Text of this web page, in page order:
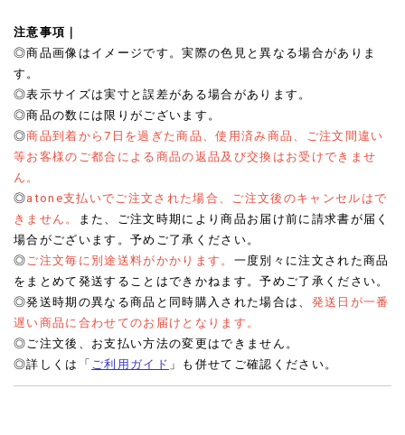
注意事項｜
◎商品画像はイメージです。実際の色見と異なる場合がありま
す。
◎表示サイズは実寸と誤差がある場合があります。
◎商品の数には限りがございます。
◎商品到着から7日を過ぎた商品、使用済み商品、ご注文間違い
等お客様のご都合による商品の返品及び交換はお受けできませ
ん。
◎atone支払いでご注文された場合、ご注文後のキャンセルはで
きません。
また、ご注文時期により商品お届け前に請求書が届く
場合がございます。予めご了承ください。
◎ご注文毎に別途送料がかかります。 一度別々に注文された商品
をまとめて発送することはできかねます。予めご了承ください。
◎発送時期の異なる商品と同時購入された場合は、 発送日が一番
遅い商品に合わせてのお届けとなります。
◎ご注文後、お支払い方法の変更はできません。
◎詳しくは「 ご利用ガイド 」も併せてご確認ください。